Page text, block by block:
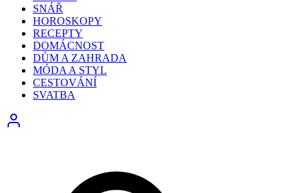
SNÁŘ
HOROSKOPY
RECEPTY
DOMÁCNOST
DŮM A ZAHRADA
MÓDA A STYL
CESTOVÁNÍ
SVATBA